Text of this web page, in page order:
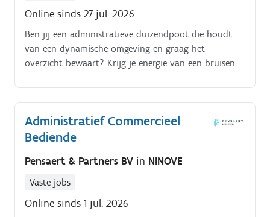
Online sinds 27 jul. 2026
Ben jij een administratieve duizendpoot die houdt
van een dynamische omgeving en graag het
overzicht bewaart? Krijg je energie van een bruisend,
organisatietalent kunt versterken?
Administratief Commercieel
Bediende
Pensaert & Partners BV in NINOVE
Vaste jobs
Online sinds 1 jul. 2026